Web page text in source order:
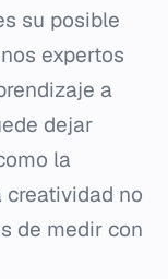
su posible
expertos
a
dejar
la
no
de medir con